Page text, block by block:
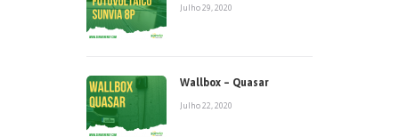
Julho 29, 2020
Wallbox – Quasar
Julho 22, 2020